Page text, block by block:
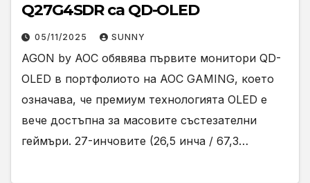
Q27G4SDR са QD-OLED
05/11/2025 SUNNY
AGON by AOC обявява първите монитори QD-
OLED в портфолиото на AOC GAMING, което
означава, че премиум технологията OLED е
вече достъпна за масовите състезателни
геймъри. 27-инчовите (26,5 инча / 67,3…